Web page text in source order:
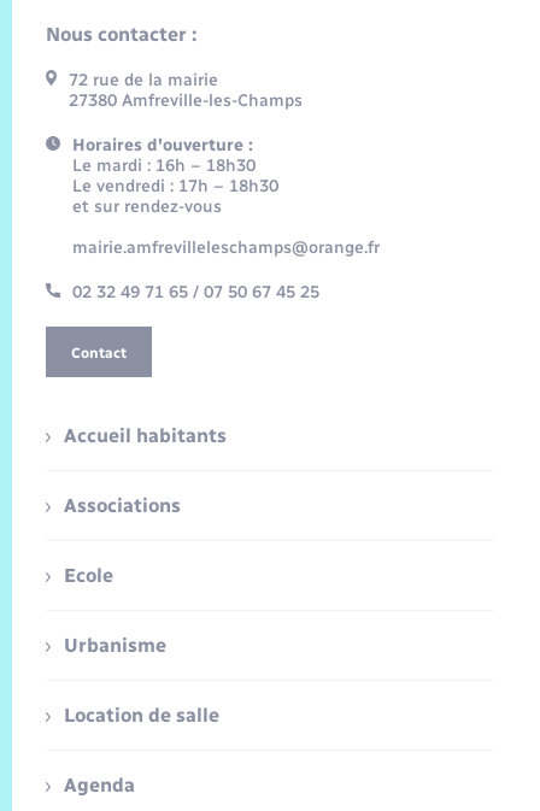
Nous contacter :
72 rue de la mairie
27380 Amfreville-les-Champs
Horaires d'ouverture :
Le mardi : 16h – 18h30
Le vendredi : 17h – 18h30
et sur rendez-vous
mairie.amfrevilleleschamps@orange.fr
02 32 49 71 65 / 07 50 67 45 25
Contact
Accueil habitants
Associations
Ecole
Urbanisme
Location de salle
Agenda